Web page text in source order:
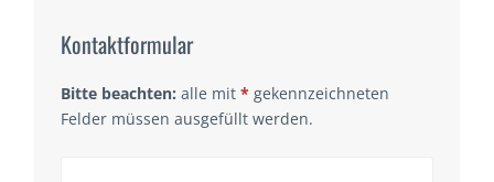
Kontaktformular
Bitte beachten: alle mit* gekennzeichneten
Felder müssen ausgefüllt werden.